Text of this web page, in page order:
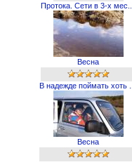
Протока. Сети в 3-х мес...
Весна
В надежде поймать хоть ...
Весна